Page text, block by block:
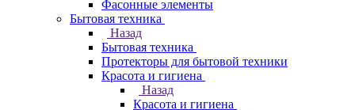
Фасонные элементы
Бытовая техника
Назад
Бытовая техника
Протекторы для бытовой техники
Красота и гигиена
Назад
Красота и гигиена